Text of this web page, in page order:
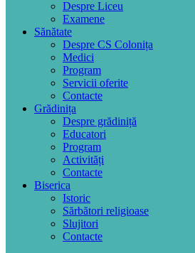
Despre Liceu
Examene
Sănătate
Despre CS Colonița
Medici
Program
Servicii oferite
Contacte
Grădinița
Despre grădiniță
Educatori
Program
Activități
Contacte
Biserica
Istoric
Sărbători religioase
Slujitori
Contacte